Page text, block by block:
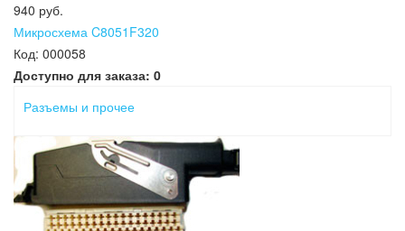
940 руб.
Микросхема C8051F320
Код: 000058
Доступно для заказа: 0
Разъемы и прочее